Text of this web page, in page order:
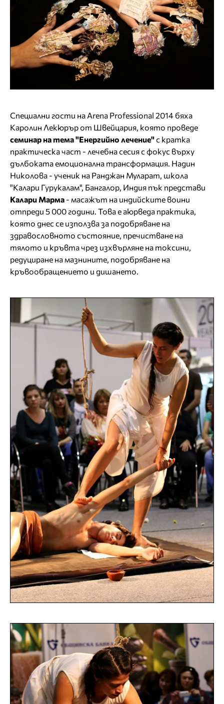
Специални гости на Arena Professional 2014 бяха
Каролин Лекюрър от Швейцария, която проведе
семинар на тема "Енергийно лечение"с кратка
практическа част - лечебна сесия с фокус върху
дълбоката емоционална трансформация. Надин
Николова - ученик на Ранджан Муларат, школа
"Калари Гурукалам", Бангалор, Индия пък представи
Калари Марма - масажът на индийските воини
отпреди 5 000 години. Това е аюрведа практика,
която днес се използва за подобряване на
здравословното състояние, пречистване на
тялото и кръвта чрез изхвърляне на токсини,
редуциране на мазнините, подобряване на
кръвообращението и дишането.